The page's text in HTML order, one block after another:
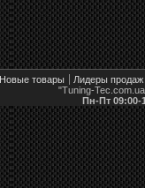
Новые товары
Лидеры продаж
"Tuning-
Пн-Пт 09:00-